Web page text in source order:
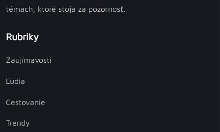
témach, ktoré stoja za pozornosť.
Rubriky
Zaujímavosti
Ľudia
Cestovanie
Trendy